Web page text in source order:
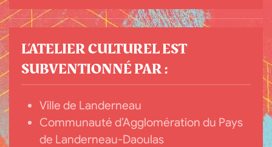
L’ATELIER CULTUREL EST
SUBVENTIONNÉ PAR :
Ville de Landerneau
Communauté d’Agglomération du Pays
de Landerneau-Daoulas